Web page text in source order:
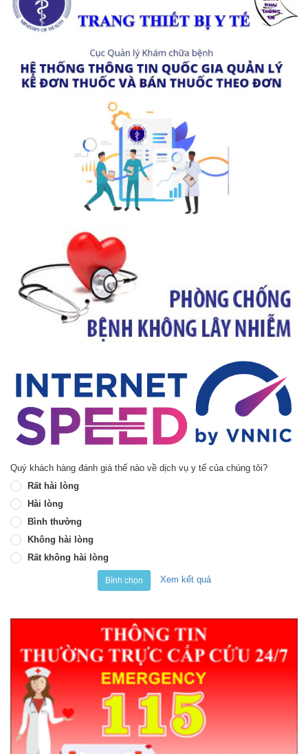
Quý khách hàng đánh giá thế nào về dịch vụ y tế của chúng tôi?
Rất hài lòng
Hài lòng
Bình thường
Không hài lòng
Rất không hài lòng
Bình chọn Xem kết quả